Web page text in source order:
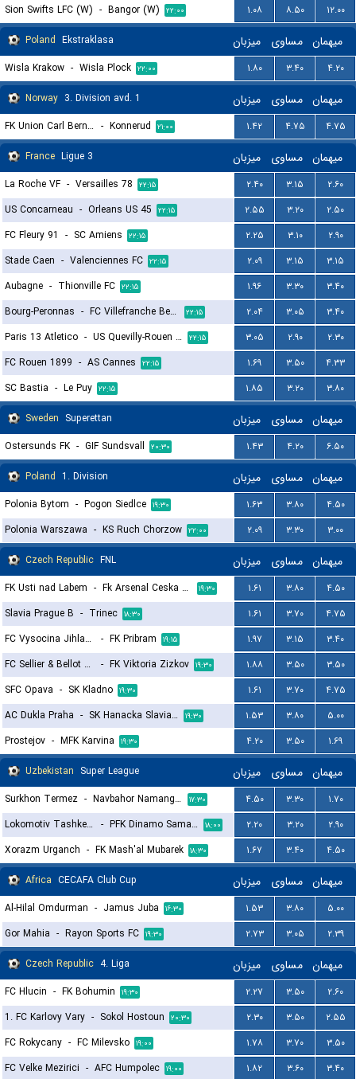
Sion Swifts LFC (W) - Bangor (W) ۲۲:۰۰ ۱.۰۸ ۸.۵۰
۱۲.۰۰
Poland Ekstraklasa میزبان مساوی میهمان
Wisla Krakow - Wisla Plock ۲۲:۰۰ ۱.۸۰ ۳.۴۰
۴.۲۰
Norway 3. Division avd. 1 میزبان مساوی میهمان
FK Union Carl Berner - Konnerud ۲۱:۰۰ ۱.۴۲ ۴.۷۵
۴.۷۵
France Ligue 3 میزبان مساوی میهمان
La Roche VF - Versailles 78 ۲۲:۱۵ ۲.۴۰ ۳.۱۵
۲.۶۰
US Concarneau - Orleans US 45 ۲۲:۱۵ ۲.۵۵ ۳.۲۰
۲.۵۰
FC Fleury 91 - SC Amiens ۲۲:۱۵ ۲.۲۵ ۳.۱۰
۲.۹۰
Stade Caen - Valenciennes FC ۲۲:۱۵ ۲.۰۹ ۳.۱۵
۳.۱۵
Aubagne - Thionville FC ۲۲:۱۵ ۱.۹۶ ۳.۳۰
۳.۴۰
Bourg-Peronnas - FC Villefranche Beaujolais ۲۲:۱۵ ۲.۰۴ ۳.۰۵
۳.۴۰
Paris 13 Atletico - US Quevilly-Rouen Métropole ۲۲:۱۵ ۳.۰۵ ۲.۹۰
۲.۳۰
FC Rouen 1899 - AS Cannes ۲۲:۱۵ ۱.۶۹ ۳.۵۰
۴.۳۳
SC Bastia - Le Puy ۲۲:۱۵ ۱.۸۵ ۳.۲۰
۳.۸۰
Sweden Superettan میزبان مساوی میهمان
Ostersunds FK - GIF Sundsvall ۲۰:۳۰ ۱.۴۳ ۴.۲۰
۶.۵۰
Poland 1. Division میزبان مساوی میهمان
Polonia Bytom - Pogon Siedlce ۱۹:۳۰ ۱.۶۳ ۳.۸۰
۴.۵۰
Polonia Warszawa - KS Ruch Chorzow ۲۲:۰۰ ۲.۰۹ ۳.۳۰
۳.۰۰
Czech Republic FNL میزبان مساوی میهمان
FK Usti nad Labem - Fk Arsenal Ceska Lipa ۱۹:۳۰ ۱.۶۱ ۳.۸۰
۴.۵۰
Slavia Prague B - Trinec ۱۸:۳۰ ۱.۶۱ ۳.۷۰
۴.۷۵
FC Vysocina Jihlava
- FK Pribram ۱۹:۱۵ ۱.۹۷ ۳.۱۵
۳.۴۰
FC Sellier & Bellot Vlasim
- FK Viktoria Zizkov ۱۹:۳۰ ۱.۸۸ ۳.۵۰
۳.۵۰
SFC Opava - SK Kladno ۱۹:۳۰ ۱.۶۱ ۳.۷۰
۴.۷۵
AC Dukla Praha - SK Hanacka Slavia Kromeriz ۱۹:۳۰ ۱.۵۳ ۳.۸۰
۵.۰۰
Prostejov - MFK Karvina ۱۹:۳۰ ۴.۲۰ ۳.۵۰
۱.۶۹
Uzbekistan Super League میزبان مساوی میهمان
Surkhon Termez - Navbahor Namangan ۱۷:۳۰ ۴.۵۰ ۳.۳۰
۱.۷۰
Lokomotiv Tashkent FK - PFK Dinamo Samarkand ۱۸:۰۰ ۲.۲۰ ۳.۲۰
۲.۹۰
Xorazm Urganch - FK Mash'al Mubarek ۱۸:۳۰ ۱.۶۷ ۳.۴۰
۴.۵۰
Africa CECAFA Club Cup میزبان مساوی میهمان
Al-Hilal Omdurman - Jamus Juba ۱۶:۳۰ ۱.۵۳ ۳.۸۰
۵.۰۰
Gor Mahia - Rayon Sports FC ۱۹:۳۰ ۲.۷۳ ۳.۰۵
۲.۳۹
Czech Republic 4. Liga میزبان مساوی میهمان
FC Hlucin - FK Bohumin ۱۹:۳۰ ۲.۲۷ ۳.۵۰
۲.۶۰
1. FC Karlovy Vary - Sokol Hostoun ۲۰:۳۰ ۲.۳۰ ۳.۵۰
۲.۵۵
FC Rokycany - FC Milevsko ۱۹:۰۰ ۱.۷۸ ۳.۷۰
۳.۵۰
FC Velke Mezirici - AFC Humpolec ۱۹:۰۰ ۱.۸۲ ۳.۶۰
۳.۴۰